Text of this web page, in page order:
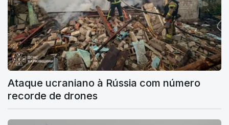
Ataque ucraniano à Rússia com número
recorde de drones